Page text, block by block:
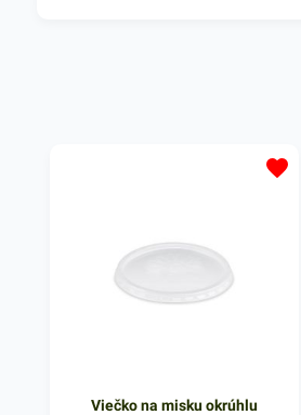
Viečko na misku okrúhlu